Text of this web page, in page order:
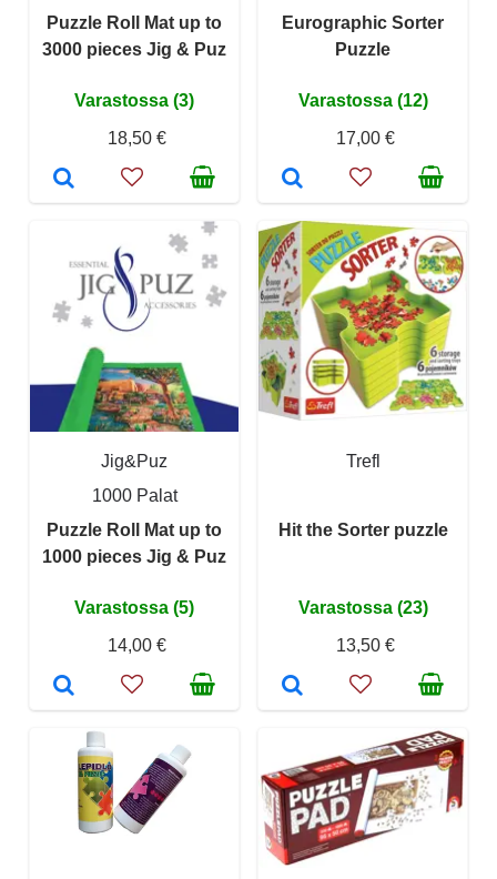
Puzzle Roll Mat up to
3000 pieces Jig & Puz
Varastossa (3)
18,50 €
Eurographic Sorter
Puzzle
Varastossa (12)
17,00 €
Jig&Puz
1000 Palat
Puzzle Roll Mat up to
1000 pieces Jig & Puz
Varastossa (5)
14,00 €
Trefl
Hit the Sorter puzzle
Varastossa (23)
13,50 €